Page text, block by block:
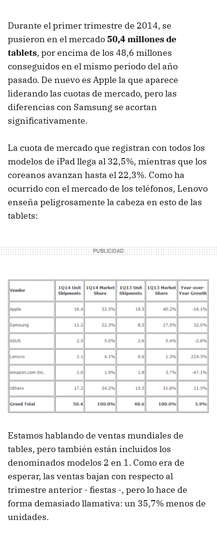
Durante el primer trimestre de 2014, se
pusieron en el mercado50,4 millones de
tablets, por encima de los 48,6 millones
conseguidos en el mismo periodo del año
pasado. De nuevo es Apple la que aparece
liderando las cuotas de mercado, pero las
diferencias con Samsung se acortan
significativamente.
La cuota de mercado que registran con todos los
modelos de iPad llega al 32,5%, mientras que los
coreanos avanzan hasta el 22,3%. Como ha
ocurrido con el mercado de los teléfonos, Lenovo
enseña peligrosamente la cabeza en esto de las
tablets:
Estamos hablando de ventas mundiales de
tables, pero también están incluidos los
denominados modelos 2 en 1. Como era de
esperar, las ventas bajan con respecto al
trimestre anterior - fiestas -, pero lo hace de
forma demasiado llamativa: un 35,7% menos de
unidades.